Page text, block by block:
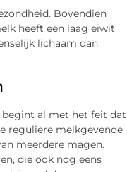
Bovendien
heeft een laag eiwit
lichaam dan
al met het feit dat
reguliere melkgevende
meerdere magen.
die ook nog eens